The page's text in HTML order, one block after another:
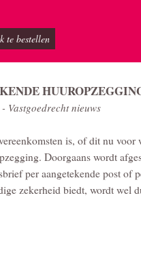
te bestellen
Vastgoedrecht nieuws
is, of dit nu
Doorgaans wordt
per aangetekende post of
zekerheid biedt, wordt wel